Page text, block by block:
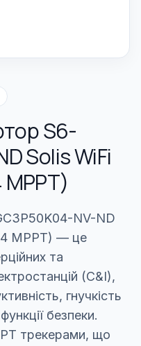
S6-
Solis WiFi
NV-ND
4 MPPT) — це
та
(C&I),
гнучкість
безпеки.
трекерами, що